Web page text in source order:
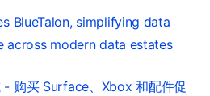
BlueTalon, simplifying data
across modern data estates
- 购买 Surface、Xbox 和配件促